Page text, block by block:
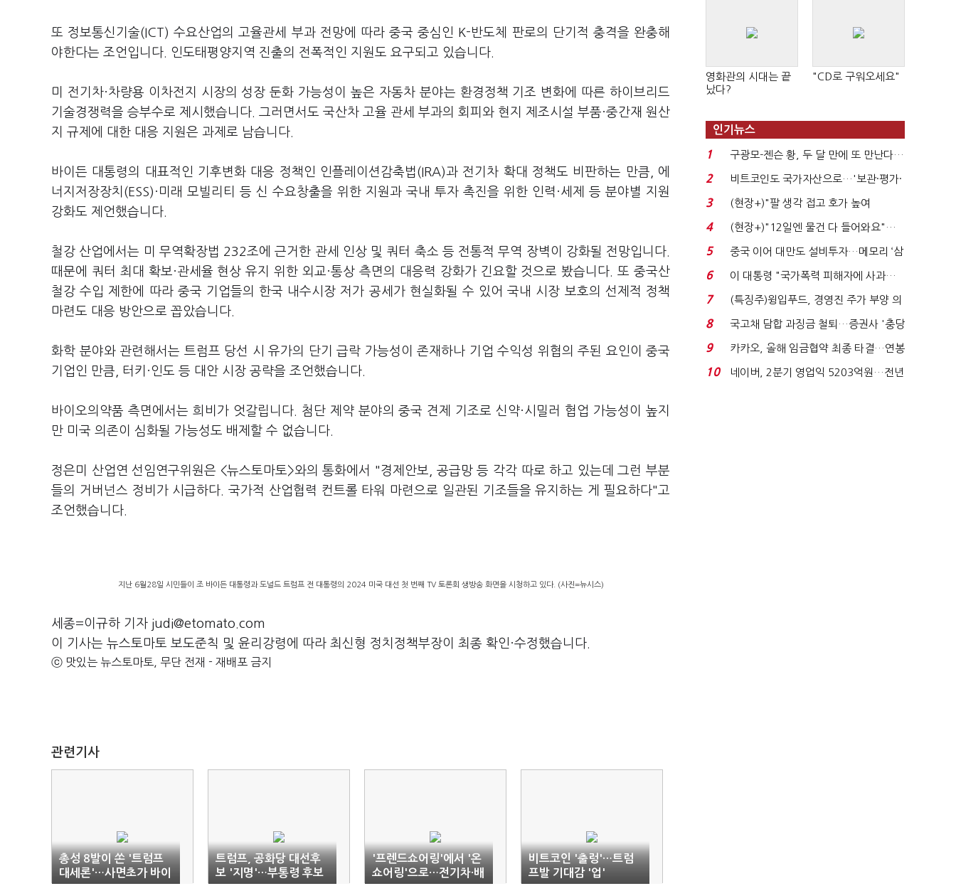
또 정보통신기술(ICT) 수요산업의 고율관세 부과 전망에 따라 중국 중심인 K-반도체 판로의 단기적 충격을 완충해
야한다는 조언입니다. 인도태평양지역 진출의 전폭적인 지원도 요구되고 있습니다.
미 전기차·차량용 이차전지 시장의 성장 둔화 가능성이 높은 자동차 분야는 환경정책 기조 변화에 따른 하이브리드
기술경쟁력을 승부수로 제시했습니다. 그러면서도 국산차 고율 관세 부과의 회피와 현지 제조시설 부품·중간재 원산
지 규제에 대한 대응 지원은 과제로 남습니다.
바이든 대통령의 대표적인 기후변화 대응 정책인 인플레이션감축법(IRA)과 전기차 확대 정책도 비판하는 만큼, 에
너지저장장치(ESS)·미래 모빌리티 등 신 수요창출을 위한 지원과 국내 투자 촉진을 위한 인력·세제 등 분야별 지원
강화도 제언했습니다.
철강 산업에서는 미 무역확장법 232조에 근거한 관세 인상 및 쿼터 축소 등 전통적 무역 장벽이 강화될 전망입니다.
때문에 쿼터 최대 확보·관세율 현상 유지 위한 외교·통상 측면의 대응력 강화가 긴요할 것으로 봤습니다. 또 중국산
철강 수입 제한에 따라 중국 기업들의 한국 내수시장 저가 공세가 현실화될 수 있어 국내 시장 보호의 선제적 정책
마련도 대응 방안으로 꼽았습니다.
화학 분야와 관련해서는 트럼프 당선 시 유가의 단기 급락 가능성이 존재하나 기업 수익성 위협의 주된 요인이 중국
기업인 만큼, 터키·인도 등 대안 시장 공략을 조언했습니다.
바이오의약품 측면에서는 희비가 엇갈립니다. 첨단 제약 분야의 중국 견제 기조로 신약·시밀러 협업 가능성이 높지
만 미국 의존이 심화될 가능성도 배제할 수 없습니다.
정은미 산업연 선임연구위원은 <뉴스토마토>와의 통화에서 "경제안보, 공급망 등 각각 따로 하고 있는데 그런 부분
들의 거버넌스 정비가 시급하다. 국가적 산업협력 컨트롤 타워 마련으로 일관된 기조들을 유지하는 게 필요하다"고
조언했습니다.
지난 6월28일 시민들이 조 바이든 대통령과 도널드 트럼프 전 대통령의 2024 미국 대선 첫 번째 TV 토론회 생방송 화면을 시청하고 있다. (사진=뉴시스)
세종=이규하 기자 judi@etomato.com
이 기사는 뉴스토마토 보도준칙 및 윤리강령에 따라 최신형 정치정책부장이 최종 확인·수정했습니다.
ⓒ 맛있는 뉴스토마토, 무단 전재 - 재배포 금지
관련기사
총성 8발이 쏜 '트럼프
대세론'…사면초가 바이
트럼프, 공화당 대선후
보 '지명'…부통령 후보
'프렌드쇼어링'에서 '온
쇼어링'으로…전기차·배
비트코인 '출렁'…트럼
프발 기대감 '업'
영화관의 시대는 끝
났다?
"CD로 구워오세요"
인기뉴스
1
구광모-젠슨 황, 두 달 만에 또 만난다…
로봇·AI 등 논...
2
비트코인도 국가자산으로…'보관·평가·
처분' 기준은 ...
3
(현장+)"팔 생각 접고 호가 높여
요"…'덜 똘똘한 한 채' 20...
4
(현장+)"12일엔 물건 다 들어와요"…
빈 매대 채우며 문 연 ...
5
중국 이어 대만도 설비투자…메모리 ‘삼
국전쟁’
6
이 대통령 "국가폭력 피해자에 사과…
적극적 조사로 진...
7
(특징주)윙입푸드, 경영진 주가 부양 의
지에 상한가...
8
국고채 담합 과징금 철퇴…증권사 '충당
금 폭탄' 우려...
9
카카오, 올해 임금협약 최종 타결…연봉
6.3% 인상·격려...
10
네이버, 2분기 영업익 5203억원…전년